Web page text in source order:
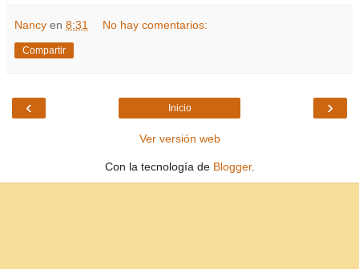
Nancy en 8:31 No hay comentarios:
Compartir
‹ ›
Inicio
Ver versión web
Con la tecnología de Blogger.